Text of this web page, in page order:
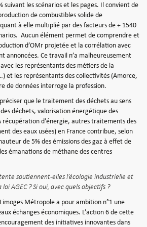
suivant les scénarios et les pages. Il convient de
de combustibles solide de
à elle multiplié par des facteurs de + 1540
Aucun élément permet de comprendre et
d’OMr projetée et la corrélation avec
annoncées. Ce travail n’a malheureusement
les représentants des métiers de la
et les représentants des collectivités (Amorce,
de données interroge la profession.
que le traitement des déchets au sens
déchets, valorisation énergétique des
récupération d’énergie, autres traitements des
des eaux usées) en France contribue, selon
de 5% des émissions des gaz à effet de
émanations de méthane des centres
soutiennent-elles l’écologie industrielle et
AGEC ? Si oui, avec quels objectifs ?
Métropole a pour ambition n°1 une
échanges économiques. L’action 6 de cette
des initiatives innovantes dans